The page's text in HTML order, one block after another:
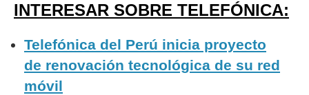
INTERESAR SOBRE TELEFÓNICA:
Telefónica del Perú inicia proyecto
de renovación tecnológica de su red
móvil